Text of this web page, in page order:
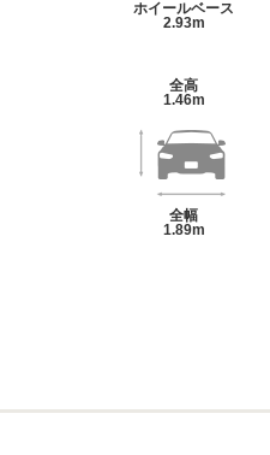
ホイールベース
2.93m
全高
1.46m
全幅
1.89m